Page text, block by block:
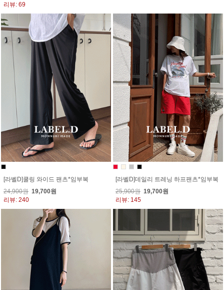
리뷰: 69
[라벨D]쿨링 와이드 팬츠*임부복
24,900원 19,700원
리뷰: 240
[라벨D]데일리 트레닝 하프팬츠*임부복
25,900원 19,700원
리뷰: 145